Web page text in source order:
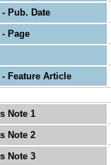
Pub. Date
Page
Feature Article
Note 1
Note 2
Note 3